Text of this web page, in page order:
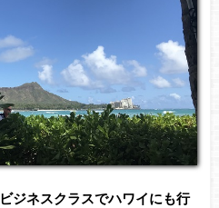
ビジネスクラスでハワイにも行